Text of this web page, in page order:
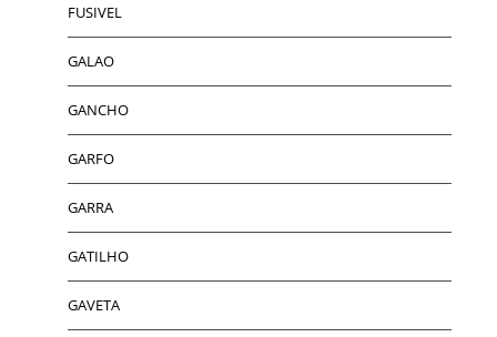
FUSIVEL
GALAO
GANCHO
GARFO
GARRA
GATILHO
GAVETA